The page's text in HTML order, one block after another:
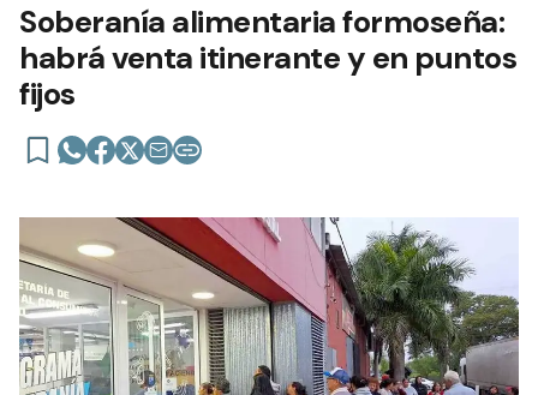
Soberanía alimentaria formoseña:
habrá venta itinerante y en puntos
fijos